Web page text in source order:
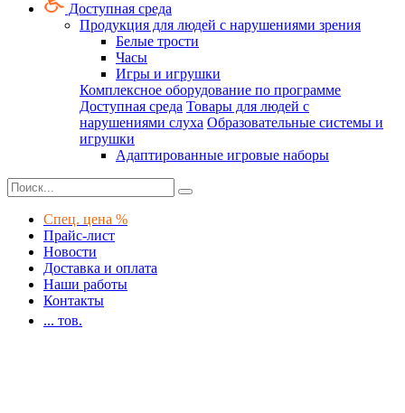
Доступная среда
Продукция для людей с нарушениями зрения
Белые трости
Часы
Игры и игрушки
Комплексное оборудование по программе
Доступная среда Товары для людей с
нарушениями слуха Образовательные системы и
игрушки
Адаптированные игровые наборы
Спец. цена %
Прайс-лист
Новости
Доставка и оплата
Наши работы
Контакты
... тов.